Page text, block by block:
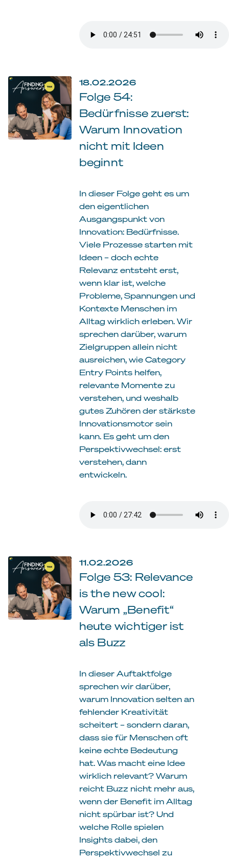
18.02.2026
Folge 54:
Bedürfnisse zuerst:
Warum Innovation
nicht mit Ideen
beginnt
In dieser Folge geht es um
den eigentlichen
Ausgangspunkt von
Innovation: Bedürfnisse.
Viele Prozesse starten mit
Ideen – doch echte
Relevanz entsteht erst,
wenn klar ist, welche
Probleme, Spannungen und
Kontexte Menschen im
Alltag wirklich erleben. Wir
sprechen darüber, warum
Zielgruppen allein nicht
ausreichen, wie Category
Entry Points helfen,
relevante Momente zu
verstehen, und weshalb
gutes Zuhören der stärkste
Innovationsmotor sein
kann. Es geht um den
Perspektivwechsel: erst
verstehen, dann
entwickeln.
11.02.2026
Folge 53: Relevance
is the new cool:
Warum „Benefit“
heute wichtiger ist
als Buzz
In dieser Auftaktfolge
sprechen wir darüber,
warum Innovation selten an
fehlender Kreativität
scheitert – sondern daran,
dass sie für Menschen oft
keine echte Bedeutung
hat. Was macht eine Idee
wirklich relevant? Warum
reicht Buzz nicht mehr aus,
wenn der Benefit im Alltag
nicht spürbar ist? Und
welche Rolle spielen
Insights dabei, den
Perspektivwechsel zu